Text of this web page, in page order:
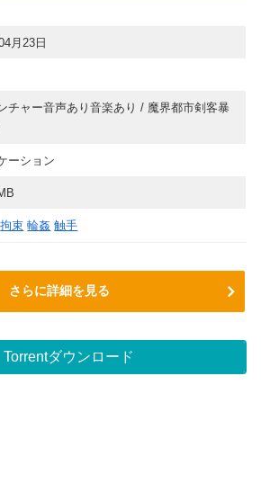
月23日
チャー音声あり音楽あり / 魔界都市剣客暴
ーション
拘束 輪姦 触手
さらに詳細を見る
Torrentダウンロード